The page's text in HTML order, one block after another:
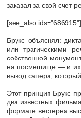
заказал за свой счет
[see_also ids="686915"]
Брукс объяснял:
или трагическими
собственной
на посмешище — и их
вывод сапера,
Этот принцип Брукс
два известных
формате вестерна